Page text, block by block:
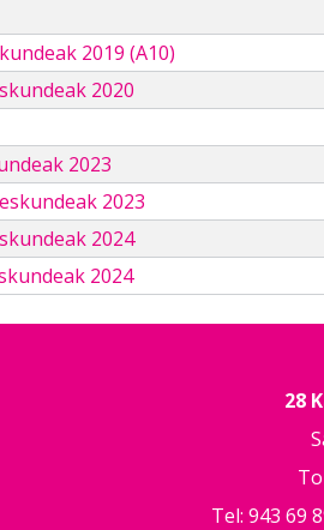
2019 (A10)
2020
2023
2023
2024
2024
28
Tel: 943 69